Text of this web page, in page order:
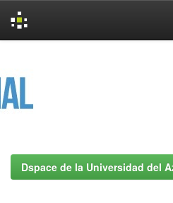
Dspace de la Universidad del